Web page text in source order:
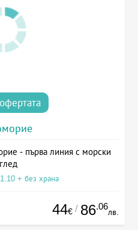
- първа линия с морски
+ без храна
44€ / 86.06
лв.